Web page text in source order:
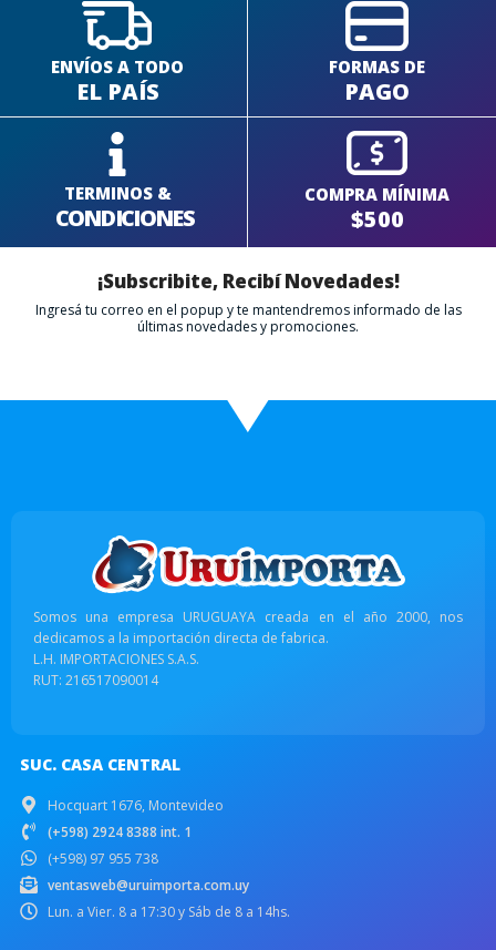
ENVÍOS A TODO
EL PAÍS
FORMAS DE
PAGO
TERMINOS &
CONDICIONES
COMPRA MÍNIMA
$500
¡Subscribite, Recibí Novedades!
Ingresá tu correo en el popup y te mantendremos informado de las
últimas novedades y promociones.
Somos una empresa URUGUAYA creada en el año 2000, nos
dedicamos a la importación directa de fabrica.
L.H. IMPORTACIONES S.A.S.
RUT: 216517090014
SUC. CASA CENTRAL
Hocquart 1676, Montevideo
(+598) 2924 8388 int. 1
(+598) 97 955 738
ventasweb@uruimporta.com.uy
Lun. a Vier. 8 a 17:30 y Sáb de 8 a 14hs.